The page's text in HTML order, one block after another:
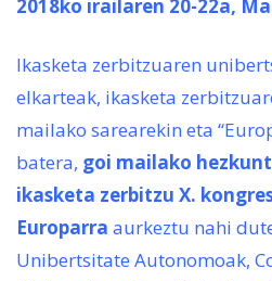
2018ko irailaren 20-22a,
Ikasketa zerbitzuaren
elkarteak, ikasketa
mailako sarearekin eta
batera, goi mailako
ikasketa zerbitzu X.
Europarra aurkeztu nahi
Unibertsitate Autonomoak,